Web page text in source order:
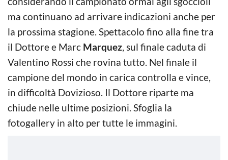
ma continuano ad arrivare indicazioni anche per
la prossima stagione. Spettacolo fino alla fine tra
il Dottore e Marc Marquez, sul finale caduta di
Valentino Rossi che rovina tutto. Nel finale il
campione del mondo in carica controlla e vince,
in difficoltà Dovizioso. Il Dottore riparte ma
chiude nelle ultime posizioni. Sfoglia la
fotogallery in alto per tutte le immagini.